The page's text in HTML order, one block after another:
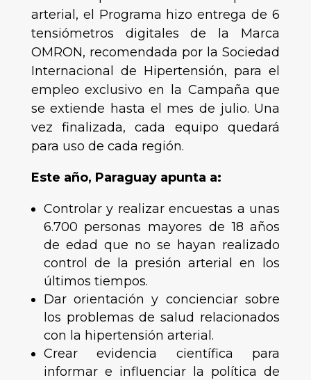
arterial, el Programa hizo entrega de 6
tensiómetros digitales de la Marca
OMRON, recomendada por la Sociedad
Internacional de Hipertensión, para el
empleo exclusivo en la Campaña que
se extiende hasta el mes de julio. Una
vez finalizada, cada equipo quedará
para uso de cada región.
Este año, Paraguay apunta a:
Controlar y realizar encuestas a unas
6.700 personas mayores de 18 años
de edad que no se hayan realizado
control de la presión arterial en los
últimos tiempos.
Dar orientación y concienciar sobre
los problemas de salud relacionados
con la hipertensión arterial.
Crear evidencia científica para
informar e influenciar la política de